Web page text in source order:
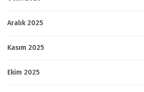
Aralık 2025
Kasım 2025
Ekim 2025